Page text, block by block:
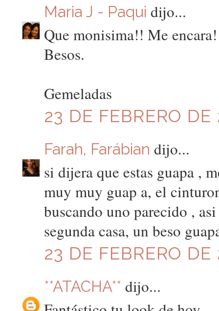
Maria J - Paqui dijo...
Que monisima!! Me
Besos.
Gemeladas
23 DE FEBRERO
Farah, Farábian dijo...
si dijera que estas guapa ,
muy muy guap a, el
buscando uno parecido ,
segunda casa, un beso
23 DE FEBRERO
**ATACHA** dijo...